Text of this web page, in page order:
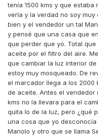
tenía 1500 kms y que estaba
verla y la verdad no soy
bien y el vendedor un tal
y pensé que una casa que
que perder que yo. Total
aceite por el filtro del aire.
que cambiar la luz interior
estoy muy mosqueado. De
el marcador llega a los 2000
de aceite. Antes el
kms no la llevara para el
quita lo de la luz, pero ¿qué
una cosa que yo desconocía
Manolo y otro que se llama